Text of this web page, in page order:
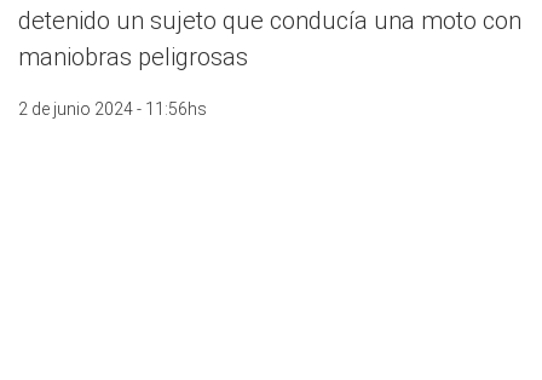
detenido un sujeto que conducía una moto con
maniobras peligrosas
2 de junio 2024 - 11:56hs